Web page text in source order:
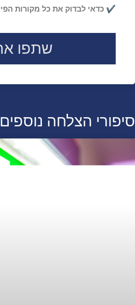
✔ כדאי לבדוק את כל מקורות
שתפו
סיפורי הצלחה נוספים